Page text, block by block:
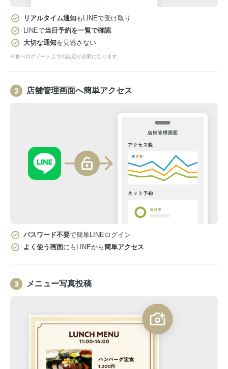
リアルタイム通知もLINEで受け取り
LINEで当日予約を一覧で確認
大切な通知を見逃さない
※食べログノート上での設定が必要になります
店舗管理画面へ簡単アクセス
パスワード不要で簡単LINEログイン
よく使う画面にもLINEから簡単アクセス
メニュー写真投稿